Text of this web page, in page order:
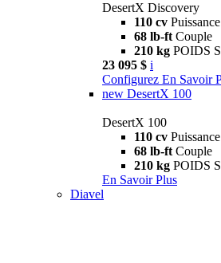
DesertX Discovery
110 cv Puissance
68 lb-ft Couple
210 kg POIDS
23 095 $ i
Configurez En Savoir
new DesertX 100
DesertX 100
110 cv Puissance
68 lb-ft Couple
210 kg POIDS
En Savoir Plus
Diavel